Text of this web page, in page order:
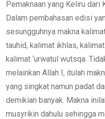
Pemaknaan yang Keliru
Dalam pembahasan edisi
sesungguhnya makna
tauhid, kalimat ikhlas,
kalimat ‘urwatul wutsqa.
melainkan Allah I, itulah
yang singkat namun padat
demikian banyak. Makna
musyrikin dahulu sehingga